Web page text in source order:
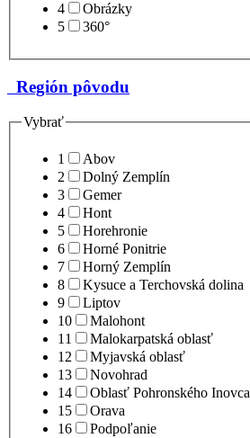
4
Obrázky
5
360°
Región pôvodu
Vybrať
1
Abov
2
Dolný Zemplín
3
Gemer
4
Hont
5
Horehronie
6
Horné Ponitrie
7
Horný Zemplín
8
Kysuce a Terchovská dolina
9
Liptov
10
Malohont
11
Malokarpatská oblasť
12
Myjavská oblasť
13
Novohrad
14
Oblasť Pohronského Inovca
15
Orava
16
Podpoľanie